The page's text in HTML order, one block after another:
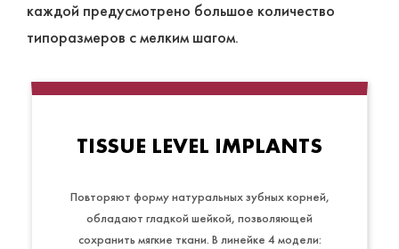
каждой предусмотрено большое количество
типоразмеров с мелким шагом.
TISSUE LEVEL IMPLANTS
Повторяют форму натуральных зубных корней,
обладают гладкой шейкой, позволяющей
сохранить мягкие ткани. В линейке 4 модели: